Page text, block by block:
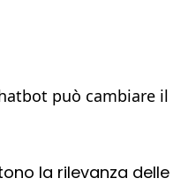
può cambiare il
la rilevanza delle